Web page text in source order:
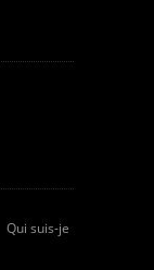
Qui suis-je